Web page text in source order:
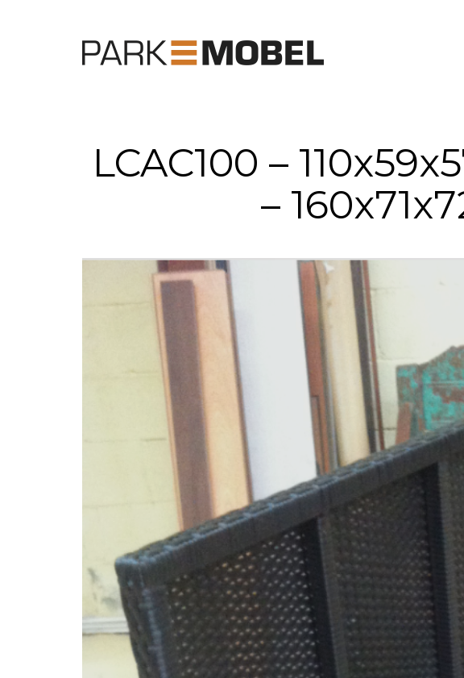
LCAC100 –
–